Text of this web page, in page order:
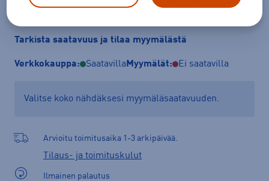
Tarkista saatavuus ja tilaa myymälästä
Verkkokauppa: Saatavilla Myymälät: Ei saatavilla
Valitse koko nähdäksesi myymäläsaatavuuden.
Arvioitu toimitusaika 1-3 arkipäivää.
Tilaus- ja toimituskulut
Ilmainen palautus